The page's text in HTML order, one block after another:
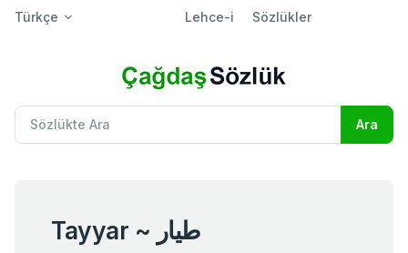
Türkçe Lehce-i Sözlükler
Tayyar ~ طيار